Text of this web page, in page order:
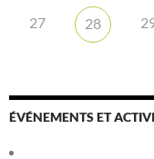
27 28
ÉVÉNEMENTS ET